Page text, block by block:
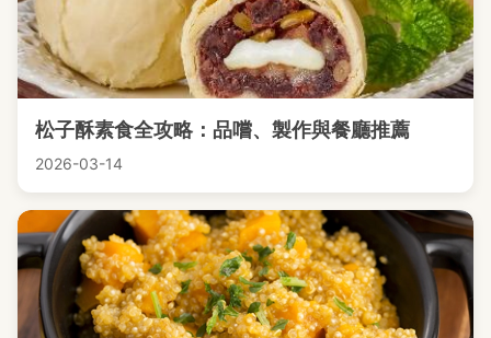
松子酥素食全攻略：品嚐、製作與餐廳推薦
2026-03-14